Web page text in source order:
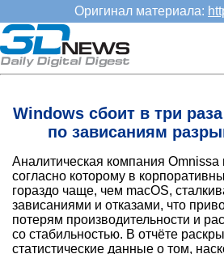
Оригинал материала:
Windows сбоит в три
по зависаниям
Аналитическая компания Omnissa
согласно которому в
гораздо чаще, чем macOS,
зависаниями и отказами, что
потерям производительности и
со стабильностью. В отчёте
статистические данные о том,